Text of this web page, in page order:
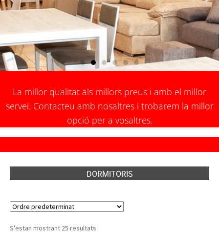
La millor qualitat als millors preus i amb el millor
servei. Contacteu amb nosaltres i trobarem la millor
opció per a vosaltres.
DORMITORIS
S'estan mostrant 25 resultats